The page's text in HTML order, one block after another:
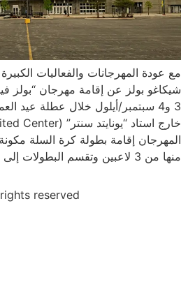
مع عودة المهرجانات والفعاليات
3 و4 سبتمبر/أيلول خلال عطلة عيد
المهرجان إقامة بطولة كرة السلة
منها من 3 لاعبين وتقسم البطولات إلى فئة […]
reserved